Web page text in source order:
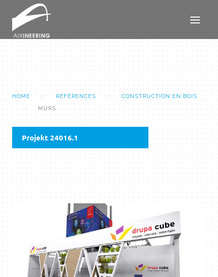
HOME RÉFÉRENCES
CONSTRUCTION EN BOIS
MURS
Projekt 24016.1